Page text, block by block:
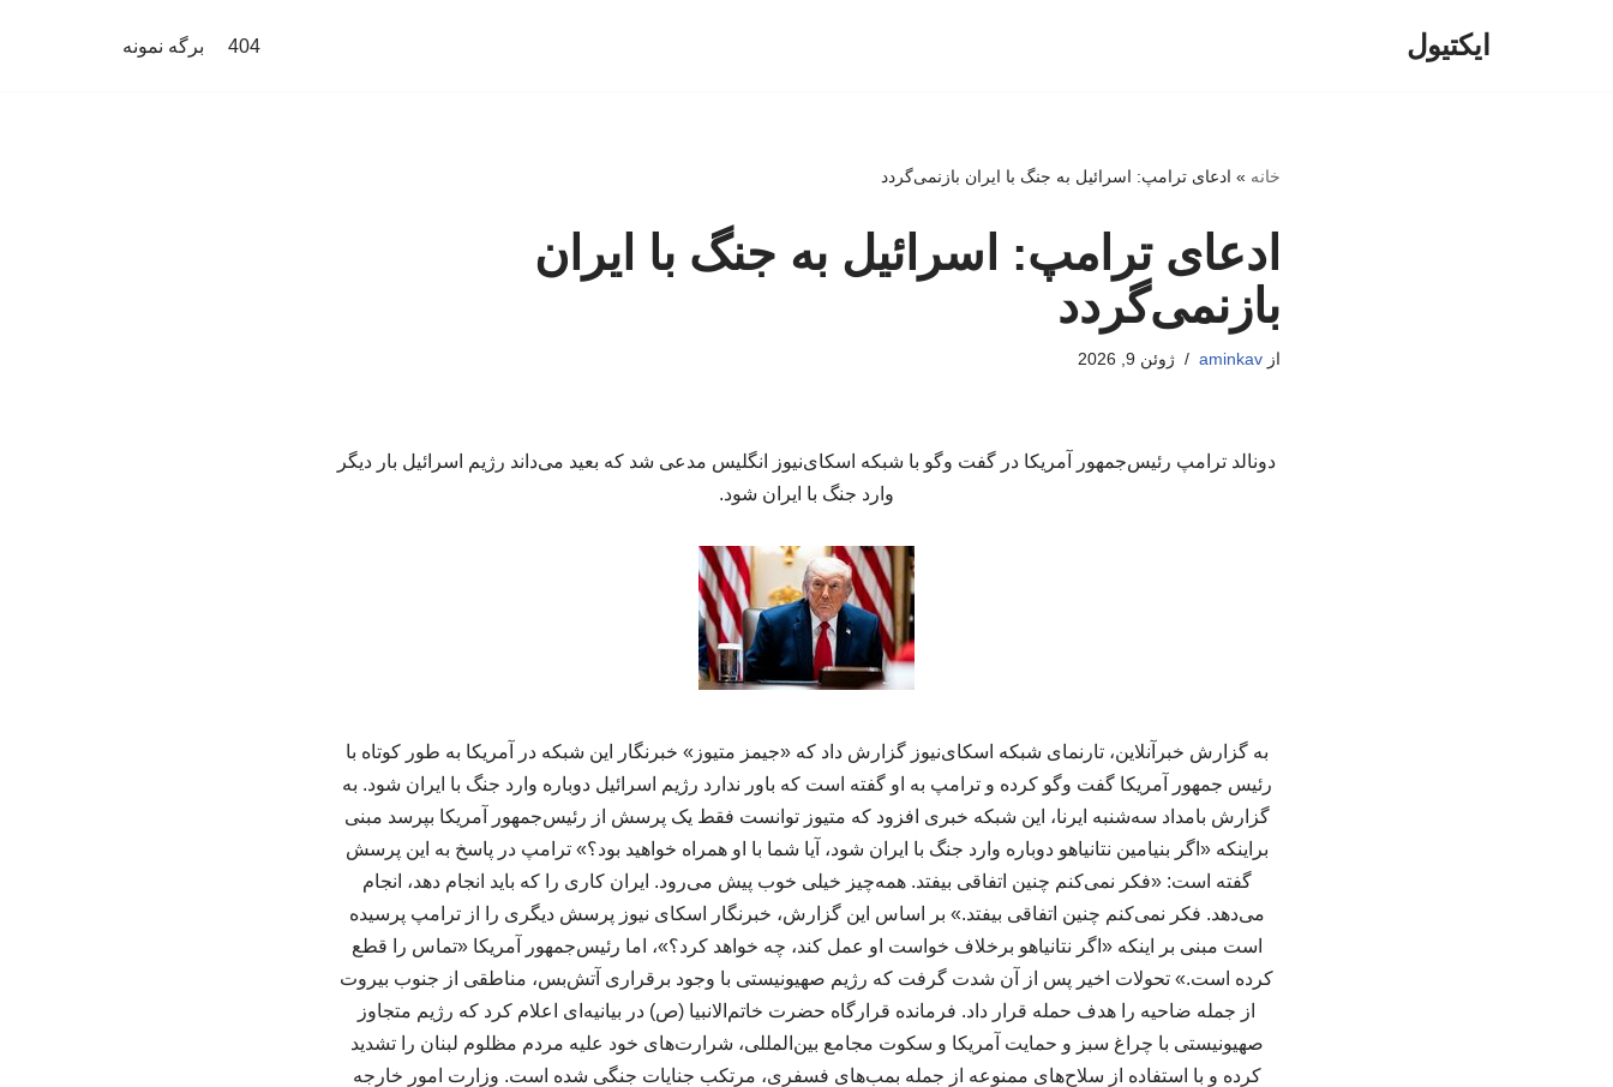
ایکتیول 404 برگه نمونه
خانه » ادعای ترامپ: اسرائیل به جنگ با ایران بازنمی‌گردد
ادعای ترامپ: اسرائیل به جنگ با ایران
بازنمی‌گردد
ازaminkav ژوئن 9, 2026
دونالد ترامپ رئیس‌جمهور آمریکا در گفت‌ وگو با شبکه اسکای‌نیوز انگلیس مدعی شد که بعید می‌داند رژیم اسرائیل بار دیگر
وارد جنگ با ایران شود.
به گزارش خبرآنلاین، تارنمای شبکه اسکای‌نیوز گزارش داد که «جیمز متیوز» خبرنگار این شبکه در آمریکا به‌ طور کوتاه با
رئیس جمهور آمریکا گفت‌ وگو کرده و ترامپ به او گفته است که باور ندارد رژیم اسرائیل دوباره وارد جنگ با ایران شود. به
گزارش بامداد سه‌شنبه ایرنا، این شبکه خبری افزود که متیوز توانست فقط یک پرسش از رئیس‌جمهور آمریکا بپرسد مبنی
براینکه «اگر بنیامین نتانیاهو دوباره وارد جنگ با ایران شود، آیا شما با او همراه خواهید بود؟» ترامپ در پاسخ به این پرسش
گفته است: «فکر نمی‌کنم چنین اتفاقی بیفتد. همه‌چیز خیلی خوب پیش می‌رود. ایران کاری را که باید انجام دهد، انجام
می‌دهد. فکر نمی‌کنم چنین اتفاقی بیفتد.» بر اساس این گزارش، خبرنگار اسکای نیوز پرسش دیگری را از ترامپ پرسیده
است مبنی بر اینکه «اگر نتانیاهو برخلاف خواست او عمل کند، چه خواهد کرد؟»، اما رئیس‌جمهور آمریکا «تماس را قطع
کرده است.» تحولات اخیر پس از آن شدت گرفت که رژیم صهیونیستی با وجود برقراری آتش‌بس، مناطقی از جنوب بیروت
از جمله ضاحیه را هدف حمله قرار داد. فرمانده قرارگاه حضرت خاتم‌الانبیا (ص) در بیانیه‌ای اعلام کرد که رژیم متجاوز
صهیونیستی با چراغ سبز و حمایت آمریکا و سکوت مجامع بین‌المللی، شرارت‌های خود علیه مردم مظلوم لبنان را تشدید
کرده و با استفاده از سلاح‌های ممنوعه از جمله بمب‌های فسفری، مرتکب جنایات جنگی شده است. وزارت امور خارجه